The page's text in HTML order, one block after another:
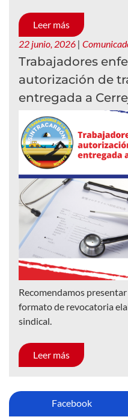
Leer más
22 junio, 2026 |
Trabajadores
autorización de
entregada a
Recomendamos
formato de revocatoria
sindical.
Leer más
Facebook